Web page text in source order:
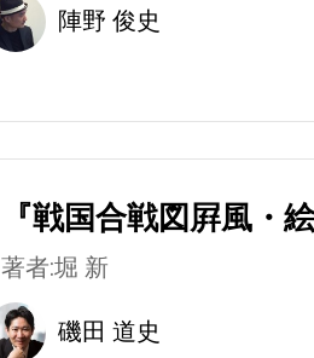
陣野 俊史
『戦国合戦図屛風・
著者:堀 新
磯田 道史